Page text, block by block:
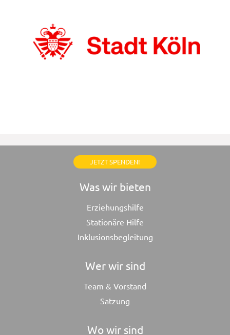
JETZT SPENDEN!
Was wir bieten
Erziehungshilfe
Stationäre Hilfe
Inklusionsbegleitung
Wer wir sind
Team & Vorstand
Satzung
Wo wir sind